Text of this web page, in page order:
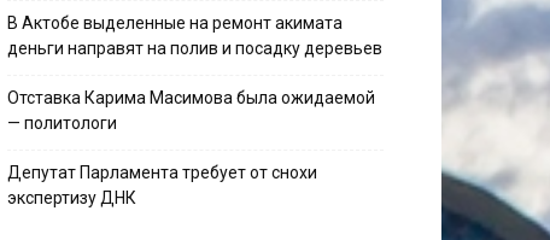
В Актобе выделенные на ремонт акимата
деньги направят на полив и посадку деревьев
Отставка Карима Масимова была ожидаемой
— политологи
Депутат Парламента требует от снохи
экспертизу ДНК